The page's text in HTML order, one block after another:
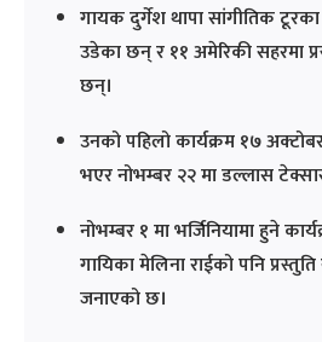
गायक दुर्गेश थापा सांगीतिक
उडेका छन् र ११ अमेरिकी सहरमा
छन्।
उनको पहिलो कार्यक्रम १७
भएर नोभम्बर २२ मा डल्लास
नोभम्बर १ मा भर्जिनियामा हुने
गायिका मेलिना राईको पनि
जनाएको छ।